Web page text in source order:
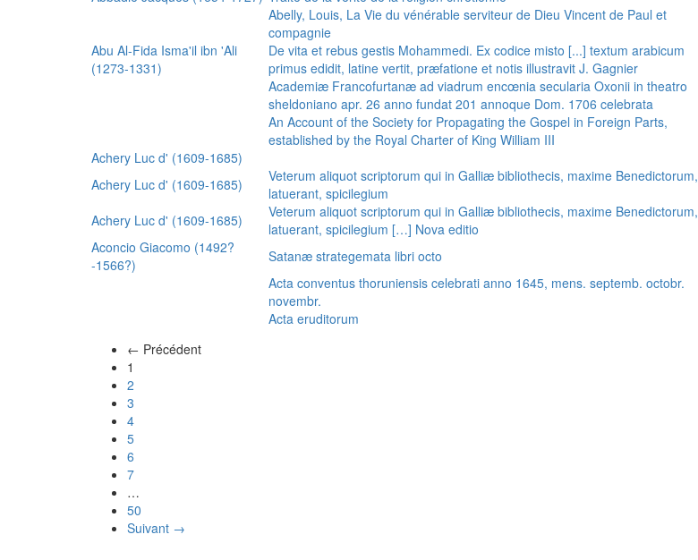
Abelly, Louis, La Vie du vénérable serviteur de Dieu Vincent de Paul et
compagnie
Abu Al-Fida Isma'il ibn 'Ali
(1273-1331)
De vita et rebus gestis Mohammedi. Ex codice misto [...] textum arabicum
primus edidit, latine vertit, præfatione et notis illustravit J. Gagnier
Academiæ Francofurtanæ ad viadrum encœnia secularia Oxonii in theatro
sheldoniano apr. 26 anno fundat 201 annoque Dom. 1706 celebrata
An Account of the Society for Propagating the Gospel in Foreign Parts,
established by the Royal Charter of King William III
Achery Luc d' (1609-1685)
Achery Luc d' (1609-1685)
Veterum aliquot scriptorum qui in Galliæ bibliothecis, maxime Benedictorum,
latuerant, spicilegium
Achery Luc d' (1609-1685)
Veterum aliquot scriptorum qui in Galliæ bibliothecis, maxime Benedictorum,
latuerant, spicilegium […] Nova editio
Aconcio Giacomo (1492?
-1566?)
Satanæ strategemata libri octo
Acta conventus thoruniensis celebrati anno 1645, mens. septemb. octobr.
novembr.
Acta eruditorum
← Précédent
1
2
3
4
5
6
7
…
50
Suivant →